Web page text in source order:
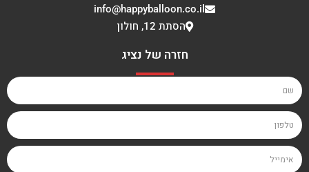
info@happyballoon.co.il
הסתת 12, חולון
חזרה של נציג